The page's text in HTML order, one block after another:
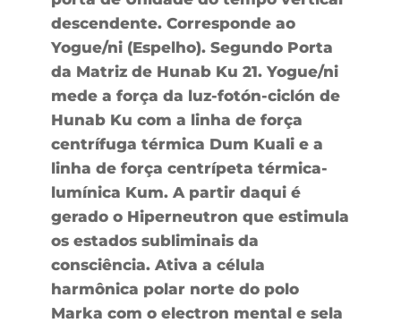
descendente. Corresponde ao
Yogue/ni (Espelho). Segundo Porta
da Matriz de Hunab Ku 21. Yogue/ni
mede a força da luz-fotón-ciclón de
Hunab Ku com a linha de força
centrífuga térmica Dum Kuali e a
linha de força centrípeta térmica-
lumínica Kum. A partir daqui é
gerado o Hiperneutron que estimula
os estados subliminais da
consciência. Ativa a célula
harmônica polar norte do polo
Marka com o electron mental e sela